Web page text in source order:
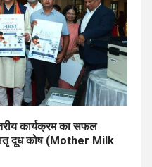
कार्यक्रम का सफल
दूध कोष (Mother Milk